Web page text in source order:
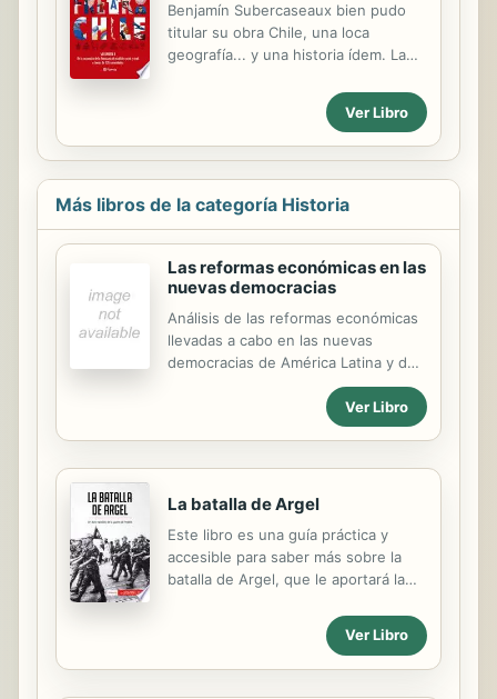
Benjamín Subercaseaux bien pudo
titular su obra Chile, una loca
geografía... y una historia ídem. La
poblada por la humanidad, el Mordor
del Imperio español durante dos
siglos y medio, la Prusia del Pacífico
en el siglo XIX y un carrusel político a
franja larga y angosta ofrece
sobremesas para regodearse. En el
de poblamiento de América
(incluyendo las de un voluntarioso
científico trasandino que afirmaba
que la humanidad se originó, entre
todos los lugares posibles, en...
Ver Libro
Más libros de la categoría Historia
Las reformas económicas en las
nuevas democracias
Análisis de las reformas económicas
llevadas a cabo en las nuevas
democracias de América Latina y de
la Europa del sur y del este, cuyo
reto fundamental es consolidar las
nuevas instituciones políticas en el
Ver Libro
La batalla de Argel
Este libro es una guía práctica y
accesible para saber más sobre la
batalla de Argel, que le aportará la
ganar tiempo. En tan solo 50 minutos
usted podrá: • Examinar el contexto
político y social en el que se enmarca
Ver Libro